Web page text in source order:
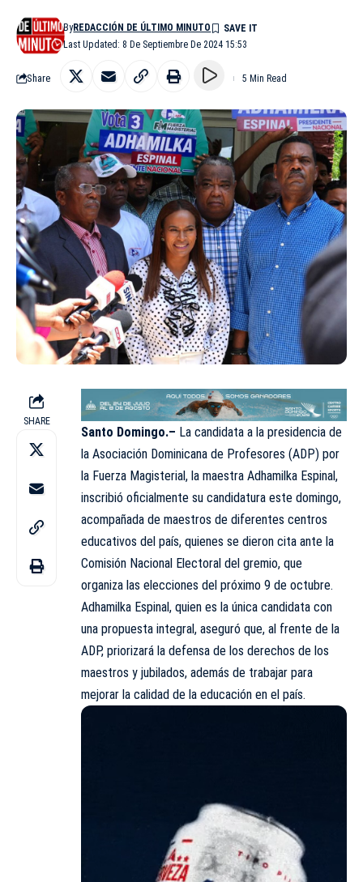
Last Updated: 8 De Septiembre De 2024 15:53
ByREDACCIÓN DE ÚLTIMO MINUTO
Share 5 Min Read
SHARE
Santo Domingo.– La candidata a la presidencia de
la Asociación Dominicana de Profesores (ADP) por
la Fuerza Magisterial, la maestra Adhamilka Espinal,
inscribió oficialmente su candidatura este domingo,
acompañada de maestros de diferentes centros
educativos del país, quienes se dieron cita ante la
Comisión Nacional Electoral del gremio, que
organiza las elecciones del próximo 9 de octubre.
Adhamilka Espinal, quien es la única candidata con
una propuesta integral, aseguró que, al frente de la
ADP, priorizará la defensa de los derechos de los
maestros y jubilados, además de trabajar para
mejorar la calidad de la educación en el país.